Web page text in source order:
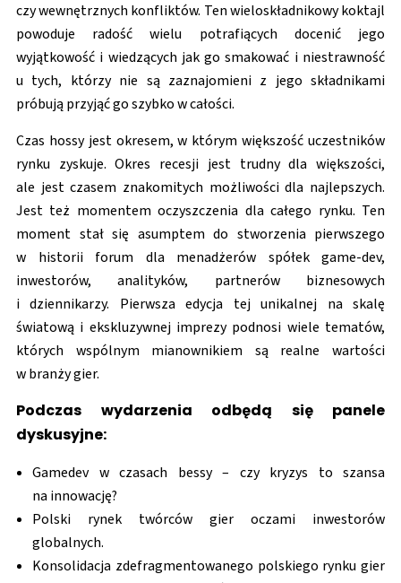
czy wewnętrznych konfliktów. Ten wieloskładnikowy koktajl
powoduje radość wielu potrafiących docenić jego
wyjątkowość i wiedzących jak go smakować i niestrawność
u tych, którzy nie są zaznajomieni z jego składnikami
próbują przyjąć go szybko w całości.
Czas hossy jest okresem, w którym większość uczestników
rynku zyskuje. Okres recesji jest trudny dla większości,
ale jest czasem znakomitych możliwości dla najlepszych.
Jest też momentem oczyszczenia dla całego rynku. Ten
moment stał się asumptem do stworzenia pierwszego
w historii forum dla menadżerów spółek game-dev,
inwestorów, analityków, partnerów biznesowych
i dziennikarzy. Pierwsza edycja tej unikalnej na skalę
światową i ekskluzywnej imprezy podnosi wiele tematów,
których wspólnym mianownikiem są realne wartości
w branży gier.
Podczas wydarzenia odbędą się panele
dyskusyjne:
Gamedev w czasach bessy – czy kryzys to szansa
na innowację?
Polski rynek twórców gier oczami inwestorów
globalnych.
Konsolidacja zdefragmentowanego polskiego rynku gier